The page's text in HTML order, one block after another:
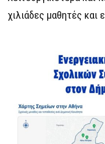
χιλιάδες μαθητές και